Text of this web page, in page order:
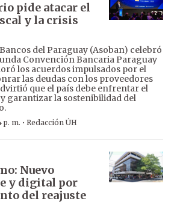
pide atacar el
y la crisis
del Paraguay (Asoban) celebró
Convención Bancaria Paraguay
los acuerdos impulsados por el
las deudas con los proveedores
que el país debe enfrentar el
garantizar la sostenibilidad del
p. m. · Redacción ÚH
Nuevo
y digital por
del reajuste